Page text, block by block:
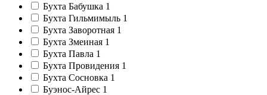
Бухта Бабушка 1
Бухта Гильмимыль 1
Бухта Заворотная 1
Бухта Змеиная 1
Бухта Павла 1
Бухта Провидения 1
Бухта Сосновка 1
Буэнос-Айрес 1